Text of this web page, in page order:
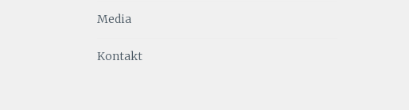
Media
Kontakt